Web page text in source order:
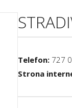
Telefon: 727
Strona